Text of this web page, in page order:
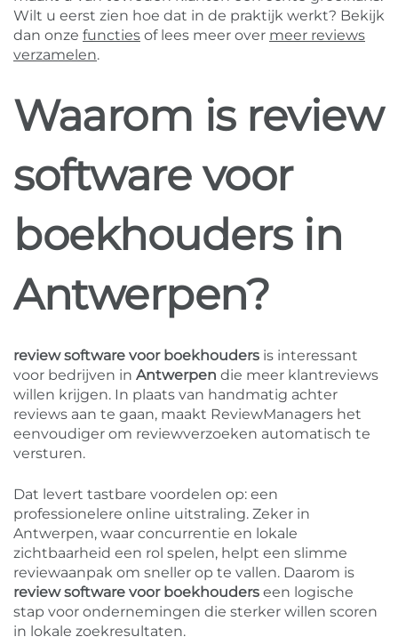
Wilt u eerst zien hoe dat in de praktijk werkt? Bekijk
dan onze functies of lees meer over meer reviews
verzamelen.
Waarom is review
software voor
boekhouders in
Antwerpen?
review software voor boekhouders is interessant
voor bedrijven in Antwerpen die meer klantreviews
willen krijgen. In plaats van handmatig achter
reviews aan te gaan, maakt ReviewManagers het
eenvoudiger om reviewverzoeken automatisch te
versturen.
Dat levert tastbare voordelen op: een
professionelere online uitstraling. Zeker in
Antwerpen, waar concurrentie en lokale
zichtbaarheid een rol spelen, helpt een slimme
reviewaanpak om sneller op te vallen. Daarom is
review software voor boekhouders een logische
stap voor ondernemingen die sterker willen scoren
in lokale zoekresultaten.